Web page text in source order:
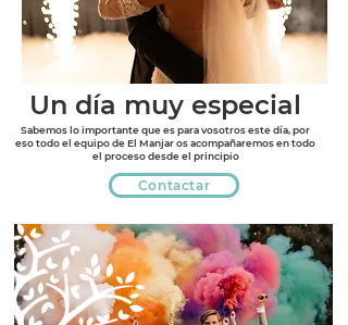
Un día muy especial
Sabemos lo importante que es para vosotros este día, por
eso todo el equipo de El Manjar os acompañaremos en todo
el proceso desde el principio
Contactar